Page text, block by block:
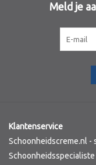
Meld je
Klantenservice
Schoonheidscreme.nl -
Schoonheidsspecialiste